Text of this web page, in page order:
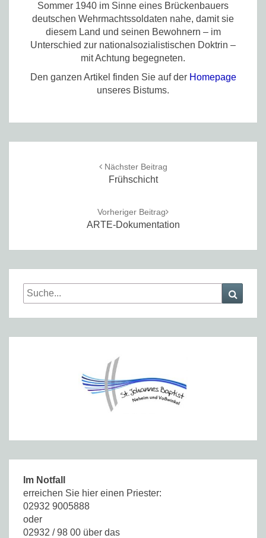
Sommer 1940 im Sinne eines Brückenbauers
deutschen Wehrmachtssoldaten nahe, damit sie
diesem Land und seinen Bewohnern – im
Unterschied zur nationalsozialistischen Doktrin –
mit Achtung begegneten.
Den ganzen Artikel finden Sie auf der Homepage
unseres Bistums.
Nächster Beitrag
Frühschicht
Vorheriger Beitrag
ARTE-Dokumentation
Search
for:
Im Notfall
erreichen Sie hier einen Priester:
02932 9005888
oder
02932 / 98 00 über das